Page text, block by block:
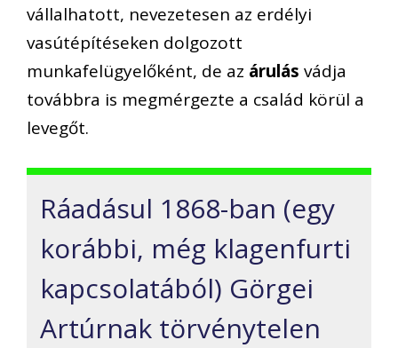
vállalhatott, nevezetesen az erdélyi
vasútépítéseken dolgozott
munkafelügyelőként, de az árulás vádja
továbbra is megmérgezte a család körül a
levegőt.
Ráadásul 1868-ban (egy
korábbi, még klagenfurti
kapcsolatából) Görgei
Artúrnak törvénytelen